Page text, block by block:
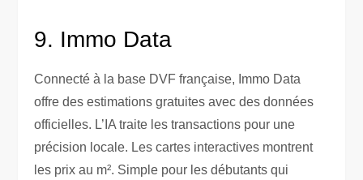
9. Immo Data
Connecté à la base DVF française, Immo Data
offre des estimations gratuites avec des données
officielles. L’IA traite les transactions pour une
précision locale. Les cartes interactives montrent
les prix au m². Simple pour les débutants qui